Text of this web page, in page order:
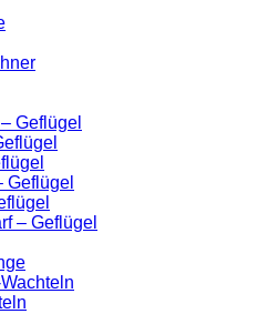
Geflügel
Geflügel
– Geflügel